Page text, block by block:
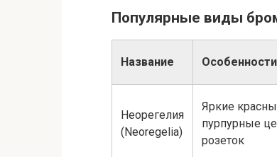
Популярные виды
Название Особенности
Неорегелия
(Neoregelia)
Яркие
пурпурные
розеток